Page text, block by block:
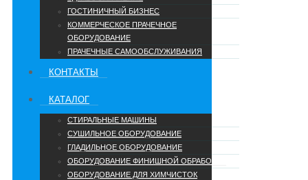
ГОСТИНИЧНЫЙ БИЗНЕС
КОММЕРЧЕСКОЕ ПРАЧЕЧНОЕ
ОБОРУДОВАНИЕ
ПРАЧЕЧНЫЕ САМООБСЛУЖИВАНИЯ
КОНТАКТЫ
КАТАЛОГ
СТИРАЛЬНЫЕ МАШИНЫ
СУШИЛЬНОЕ ОБОРУДОВАНИЕ
ГЛАДИЛЬНОЕ ОБОРУДОВАНИЕ
ОБОРУДОВАНИЕ ФИНИШНОЙ ОБРАБОТКИ
ОБОРУДОВАНИЕ ДЛЯ ХИМЧИСТОК